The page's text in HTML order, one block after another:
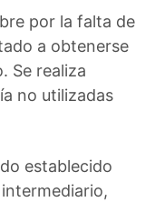
por la falta de
a obtenerse
Se realiza
no utilizadas
establecido